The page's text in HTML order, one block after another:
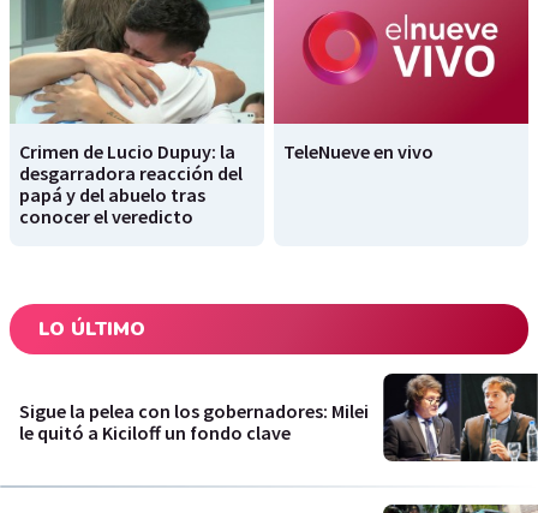
Crimen de Lucio Dupuy: la
desgarradora reacción del
papá y del abuelo tras
conocer el veredicto
TeleNueve en vivo
LO ÚLTIMO
Sigue la pelea con los gobernadores: Milei
le quitó a Kiciloff un fondo clave